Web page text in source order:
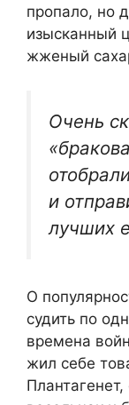
пропало, но
изысканный
жженый
Очень
и
лучших
О
судить по
времена
жил себе